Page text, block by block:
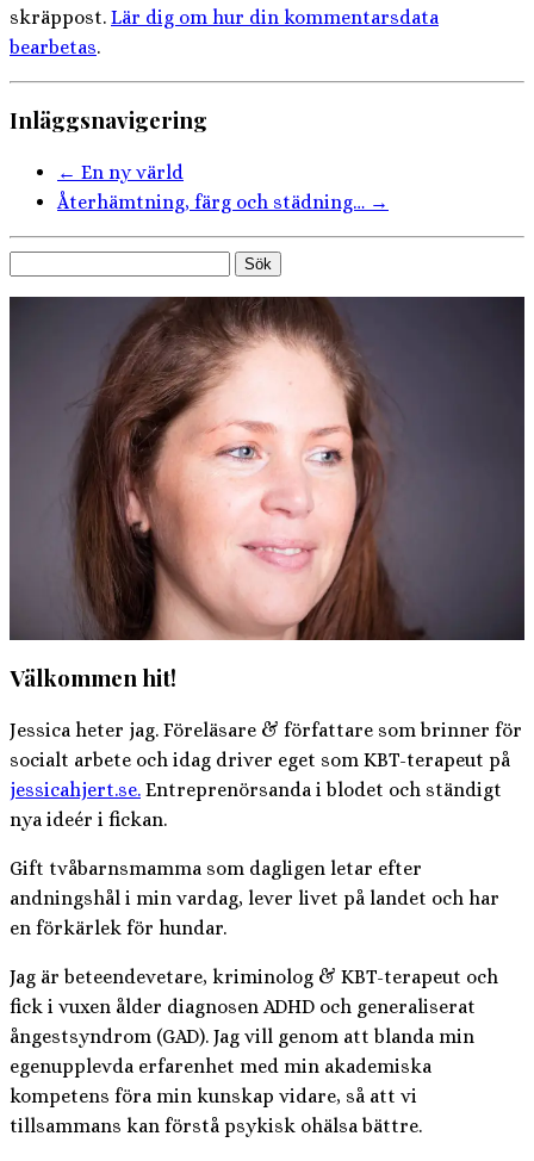
skräppost. Lär dig om hur din kommentarsdata
bearbetas.
Inläggsnavigering
← En ny värld
Återhämtning, färg och städning… →
efter:
Välkommen hit!
Jessica heter jag. Föreläsare & författare som brinner för
socialt arbete och idag driver eget som KBT-terapeut på
jessicahjert.se. Entreprenörsanda i blodet och ständigt
nya ideér i fickan.
Gift tvåbarnsmamma som dagligen letar efter
andningshål i min vardag, lever livet på landet och har
en förkärlek för hundar.
Jag är beteendevetare, kriminolog & KBT-terapeut och
fick i vuxen ålder diagnosen ADHD och generaliserat
ångestsyndrom (GAD). Jag vill genom att blanda min
egenupplevda erfarenhet med min akademiska
kompetens föra min kunskap vidare, så att vi
tillsammans kan förstå psykisk ohälsa bättre.